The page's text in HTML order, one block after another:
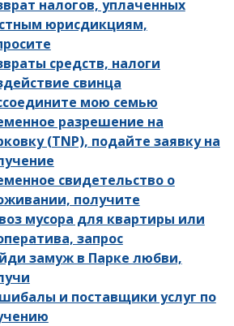
налогов, уплаченных
юрисдикциям,
средств, налоги
свинца
мою семью
разрешение на
(TNP), подайте заявку на
свидетельство о
получите
мусора для квартиры или
запрос
замуж в Парке любви,
и поставщики услуг по